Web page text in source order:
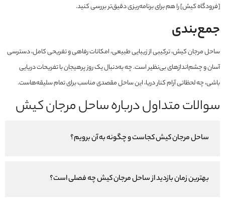
[فرودگاه کیش] را هم برای برنامه‌ریزی دقیق‌تر بررسی کنید.
جمع‌بندی
ساحل مرجان کیش، ترکیبی از زیبایی طبیعی، امکانات رفاهی و تفریحی کامل، دسترسی
آسان و چشم‌اندازهای بی‌نظیر است. چه به‌دنبال یک روز پرهیجان با تفریحات دریایی
باشی، چه لحظاتی آرام کنار دریا، این ساحل مقصدی مناسب برای تمام سلیقه‌هاست.
سوالات متداول درباره ساحل مرجان کیش
ساحل مرجان کیش کجاست و چگونه به آن برویم؟
بهترین زمان بازدید از ساحل مرجان کیش چه فصلی است؟